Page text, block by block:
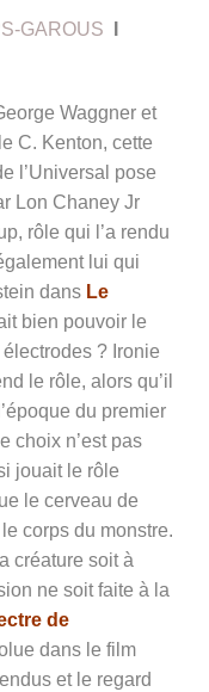
GAROUS
Waggner et
C. Kenton, cette
l’Universal pose
Lon Chaney Jr
rôle qui l’a rendu
lui qui
dans Le
bien pouvoir le
? Ironie
le rôle, alors qu’il
du premier
choix n’est pas
jouait le rôle
le cerveau de
corps du monstre.
créature soit à
ne soit faite à la
de
dans le film
et le regard